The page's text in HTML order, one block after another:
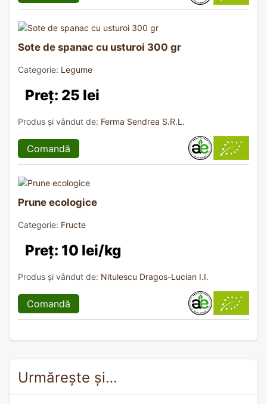
Sote de spanac cu usturoi 300 gr
Categorie: Legume
Preț: 25 lei
Produs și vândut de: Ferma Sendrea S.R.L.
Comandă
Prune ecologice
Categorie: Fructe
Preț: 10 lei/kg
Produs și vândut de: Nitulescu Dragos-Lucian I.I.
Comandă
Urmărește și…